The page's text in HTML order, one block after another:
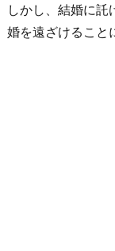
しかし、結婚に
婚を遠ざけること